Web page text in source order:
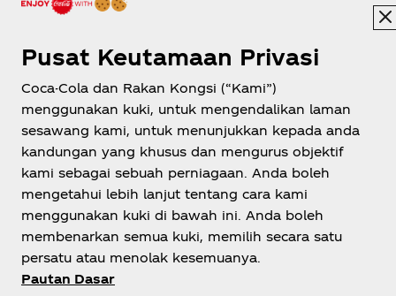
Malaysia
Tentang Kami
Pusat Keutamaan Privasi
Coca-Cola dan Rakan Kongsi (“Kami”)
menggunakan kuki, untuk mengendalikan laman
sesawang kami, untuk menunjukkan kepada anda
kandungan yang khusus dan mengurus objektif
kami sebagai sebuah perniagaan. Anda boleh
mengetahui lebih lanjut tentang cara kami
menggunakan kuki di bawah ini. Anda boleh
membenarkan semua kuki, memilih secara satu
persatu atau menolak kesemuanya.
Pautan Dasar